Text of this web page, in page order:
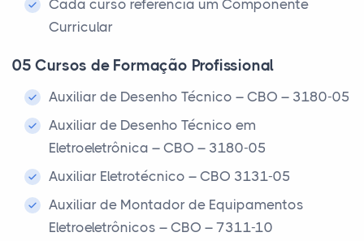
Cada curso referencia um Componente
Curricular
05 Cursos de Formação Profissional
Auxiliar de Desenho Técnico – CBO – 3180-05
Auxiliar de Desenho Técnico em
Eletroeletrônica – CBO – 3180-05
Auxiliar Eletrotécnico – CBO 3131-05
Auxiliar de Montador de Equipamentos
Eletroeletrônicos – CBO – 7311-10